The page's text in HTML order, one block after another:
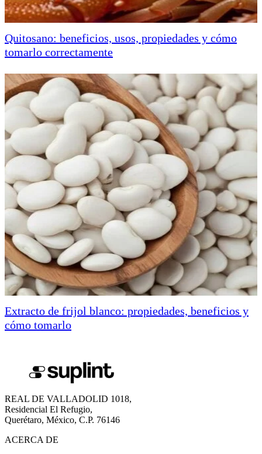
Quitosano: beneficios, usos, propiedades y cómo
tomarlo correctamente
Extracto de frijol blanco: propiedades, beneficios y
cómo tomarlo
REAL DE VALLADOLID 1018,
Residencial El Refugio,
Querétaro, México, C.P. 76146
ACERCA DE